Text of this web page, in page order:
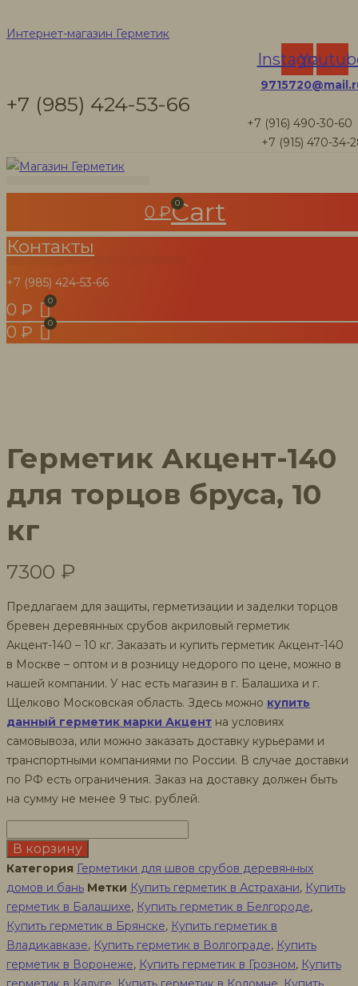
Интернет-магазин Герметик
Instagram
+7 (985) 424-53-66
+7 (916) 490-30-60
+7 (915) 470-34-
0 ₽ 0
Cart
Контакты
+7 (985) 424-53-66
0 ₽
0 ₽
Герметики для
швов срубов
деревянных
домов и бань
Интернет-магазин Герметик
Товары
Герметик Акцент-140
для торцов бруса, 10
кг
7300 ₽
Предлагаем для защиты, герметизации и заделки торцов
бревен деревянных срубов акриловый герметик
Акцент-140 – 10 кг. Заказать и купить герметик Акцент-140
в Москве – оптом и в розницу недорого по цене, можно в
нашей компании. У нас есть магазин в г. Балашиха и г.
Щелково Московская область. Здесь можно купить
данный герметик марки Акцент на условиях
самовывоза, или можно заказать доставку курьерами и
транспортными компаниями по России. В случае доставки
по РФ есть ограничения. Заказ на доставку должен быть
на сумму не менее 9 тыс. рублей.
товара
Герметик
Акцент-140
для
торцов
бруса,
10
кг
В корзину
Категория Герметики для швов срубов деревянных
домов и бань Метки Купить герметик в Астрахани, Купить
герметик в Балашихе, Купить герметик в Белгороде,
Купить герметик в Брянске, Купить герметик в
Владикавказе, Купить герметик в Волгограде, Купить
герметик в Воронеже, Купить герметик в Грозном, Купить